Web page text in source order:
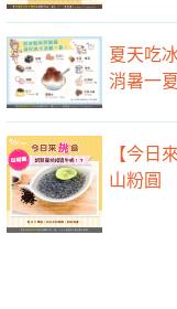
夏天吃
消暑一
【‪今
山粉圓